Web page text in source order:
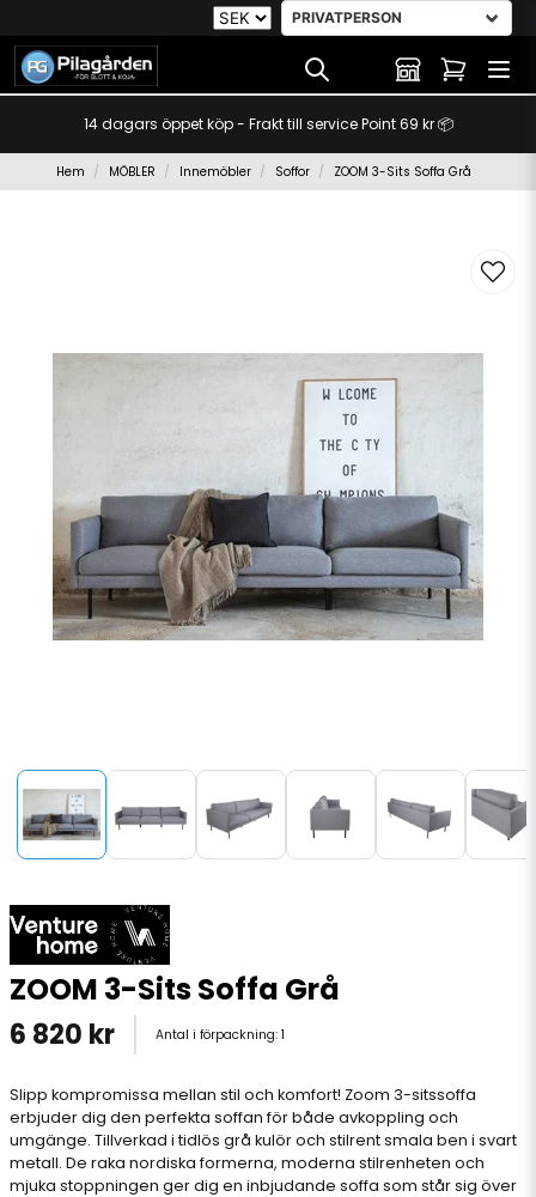
14 dagars öppet köp - Frakt till service Point 69 kr 📦
Hem MÖBLER Innemöbler Soffor ZOOM 3-Sits Soffa Grå
ZOOM 3-Sits Soffa Grå
6 820 kr Antal i förpackning: 1
Slipp kompromissa mellan stil och komfort! Zoom 3-sitssoffa
erbjuder dig den perfekta soffan för både avkoppling och
umgänge. Tillverkad i tidlös grå kulör och stilrent smala ben i svart
metall. De raka nordiska formerna, moderna stilrenheten och
mjuka stoppningen ger dig en inbjudande soffa som står sig över